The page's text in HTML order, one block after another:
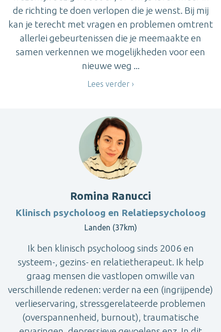
de richting te doen verlopen die je wenst. Bij mij
kan je terecht met vragen en problemen omtrent
allerlei gebeurtenissen die je meemaakte en
samen verkennen we mogelijkheden voor een
nieuwe weg ...
Lees verder
Romina Ranucci
Klinisch psycholoog en Relatiepsycholoog
Landen (37km)
Ik ben klinisch psycholoog sinds 2006 en
systeem-, gezins- en relatietherapeut. Ik help
graag mensen die vastlopen omwille van
verschillende redenen: verder na een (ingrijpende)
verlieservaring, stressgerelateerde problemen
(overspannenheid, burnout), traumatische